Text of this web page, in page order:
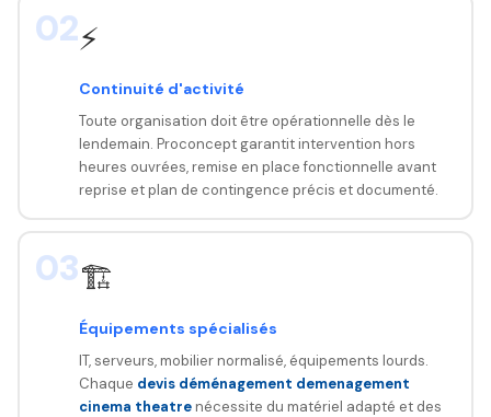
02⚡
Continuité d'activité
Toute organisation doit être opérationnelle dès le
lendemain. Proconcept garantit intervention hors
heures ouvrées, remise en place fonctionnelle avant
reprise et plan de contingence précis et documenté.
03🏗️
Équipements spécialisés
IT, serveurs, mobilier normalisé, équipements lourds.
Chaque devis déménagement demenagement
cinema theatrenécessite du matériel adapté et des